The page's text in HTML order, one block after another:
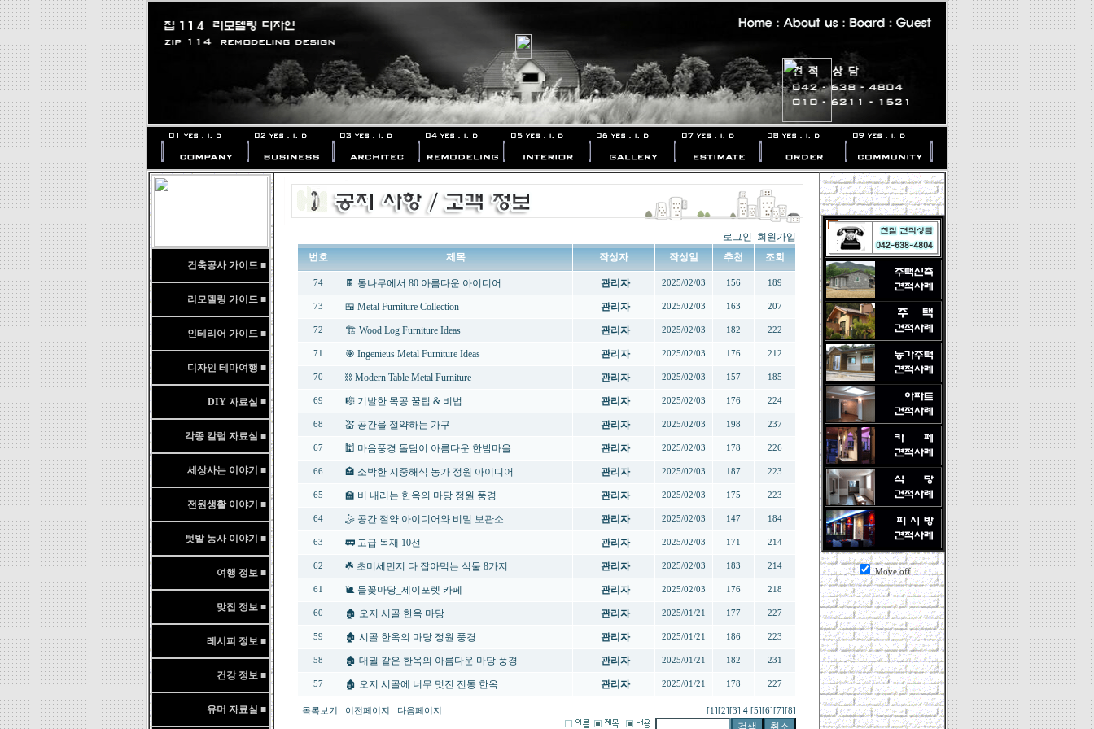
건축공사 가이드 ■
리모델링 가이드 ■
인테리어 가이드 ■
디자인 테마여행 ■
DIY 자료실 ■
각종 칼럼 자료실 ■
세상사는 이야기 ■
전원생활 이야기 ■
텃밭 농사 이야기 ■
여행 정보 ■
맞집 정보 ■
레시피 정보 ■
건강 정보 ■
유머 자료실 ■
로그인 회원가입
번호
제목 작성자 작성일 추천 조회
74 🍫 통나무에서 80 아름다운 아이디어 관리자 2025/02/03 156 189
73 🍱 Metal Furniture Collection 관리자 2025/02/03 163 207
72 🏗️ Wood Log Furniture Ideas 관리자 2025/02/03 182 222
71 🎯 Ingenieus Metal Furniture Ideas 관리자 2025/02/03 176 212
70 ⛓️ Modern Table Metal Furniture 관리자 2025/02/03 157 185
69 🎼 기발한 목공 꿀팁 & 비법 관리자 2025/02/03 176 224
68 💒 공간을 절약하는 가구 관리자 2025/02/03 198 237
67 🕍 마음풍경 돌담이 아름다운 한밤마을 관리자 2025/02/03 178 226
66 🏩 소박한 지중해식 농가 정원 아이디어 관리자 2025/02/03 187 223
65 🏫 비 내리는 한옥의 마당 정원 풍경 관리자 2025/02/03 175 223
64 🤹 공간 절약 아이디어와 비밀 보관소 관리자 2025/02/03 147 184
63 🚃 고급 목재 10선 관리자 2025/02/03 171 214
62 ☘️ 초미세먼지 다 잡아먹는 식물 8가지 관리자 2025/02/03 183 214
61 🐌 들꽃마당_제이포렛 카페 관리자 2025/02/03 176 218
60 🏚️ 오지 시골 한옥 마당 관리자 2025/01/21 177 227
59 🏚️ 시골 한옥의 마당 정원 풍경 관리자 2025/01/21 186 223
58 🏚️ 대궐 같은 한옥의 아름다운 마당 풍경 관리자 2025/01/21 182 231
57 🏚️ 오지 시골에 너무 멋진 전통 한옥 관리자 2025/01/21 178 227
목록보기 이전페이지 다음페이지 [1] [2] [3] 4 [5] [6] [7] [8]
Move off